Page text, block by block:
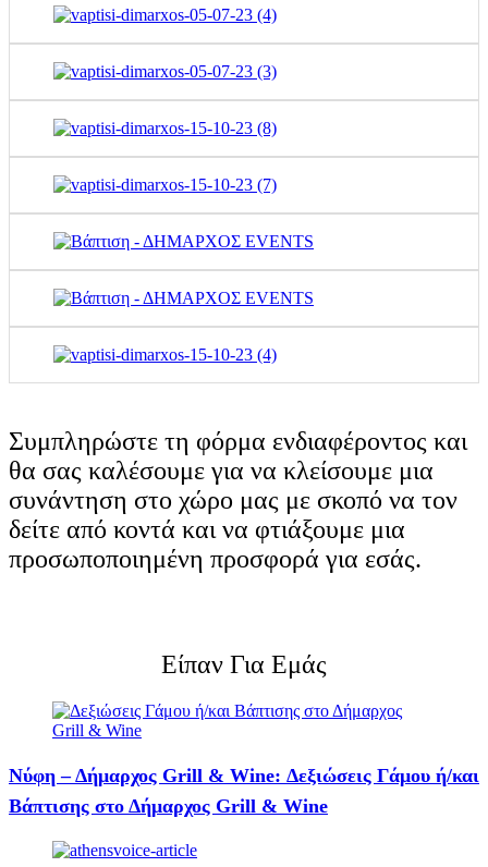
Συμπληρώστε τη φόρμα ενδιαφέροντος και
θα σας καλέσουμε για να κλείσουμε μια
συνάντηση στο χώρο μας με σκοπό να τον
δείτε από κοντά και να φτιάξουμε μια
προσωποποιημένη προσφορά για εσάς.
Είπαν Για Εμάς
Νύφη – Δήμαρχος Grill & Wine: Δεξιώσεις Γάμου ή/και
Βάπτισης στο Δήμαρχος Grill & Wine